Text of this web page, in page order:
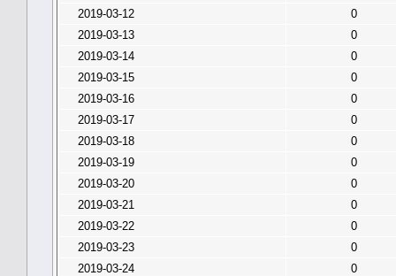
2019-03-12
0
2019-03-13
0
2019-03-14
0
2019-03-15
0
2019-03-16
0
2019-03-17
0
2019-03-18
0
2019-03-19
0
2019-03-20
0
2019-03-21
0
2019-03-22
0
2019-03-23
0
2019-03-24
0